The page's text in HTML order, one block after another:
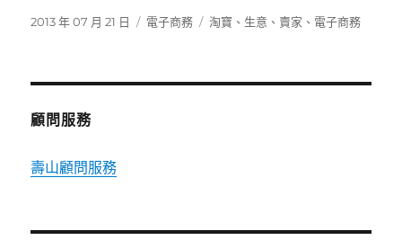
發
2013 年 07 月 21 日
分
電子商務
標
淘寶 、 生意 、 賣家 、 電子商務
顧問服務
壽山顧問服務